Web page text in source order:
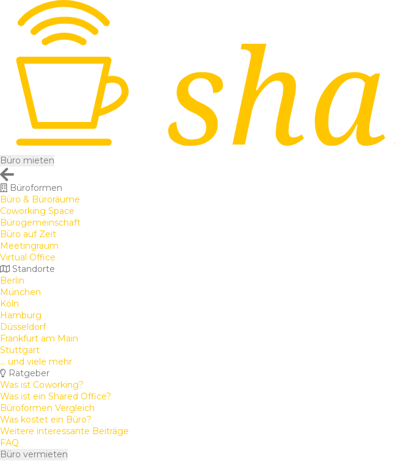
Büro mieten
Büroformen
Büro & Büroräume
Coworking Space
Bürogemeinschaft
Büro auf Zeit
Meetingraum
Virtual Office
Standorte
Berlin
München
Köln
Hamburg
Düsseldorf
Frankfurt am Main
Stuttgart
... und viele mehr
Ratgeber
Was ist Coworking?
Was ist ein Shared Office?
Büroformen Vergleich
Was kostet ein Büro?
Weitere interessante Beiträge
FAQ
Büro vermieten